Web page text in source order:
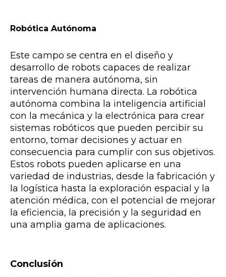
Robótica Autónoma
Este campo se centra en el diseño y
desarrollo de robots capaces de realizar
tareas de manera autónoma, sin
intervención humana directa. La robótica
autónoma combina la inteligencia artificial
con la mecánica y la electrónica para crear
sistemas robóticos que pueden percibir su
entorno, tomar decisiones y actuar en
consecuencia para cumplir con sus objetivos.
Estos robots pueden aplicarse en una
variedad de industrias, desde la fabricación y
la logística hasta la exploración espacial y la
atención médica, con el potencial de mejorar
la eficiencia, la precisión y la seguridad en
una amplia gama de aplicaciones.
Conclusión